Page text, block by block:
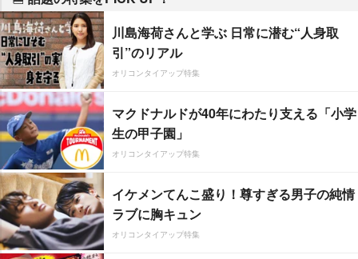
川島海荷さんと学ぶ 日常に潜む“人身取
引”のリアル
オリコンタイアップ特集
マクドナルドが40年にわたり支える「小学
生の甲子園」
オリコンタイアップ特集
イケメンてんこ盛り！尊すぎる男子の純情
ラブに胸キュン
オリコンタイアップ特集